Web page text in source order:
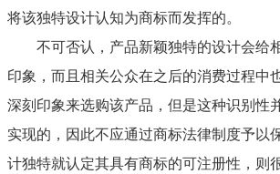
将该独特设计认知为商标而发挥的。
不可否认，产品新颖独特的设计会给
印象，而且相关公众在之后的消费过程中
深刻印象来选购该产品，但是这种识别性
实现的，因此不应通过商标法律制度予以
计独特就认定其具有商标的可注册性，则